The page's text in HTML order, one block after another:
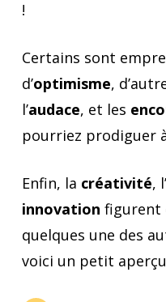
!
Certains sont
d’optimisme,
l’audace, et les
pourriez prodiguer
Enfin, la créativité, l’
innovation figurent
quelques une des
voici un petit